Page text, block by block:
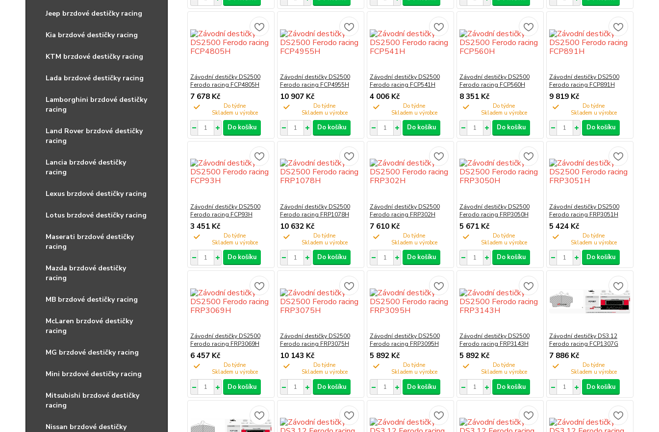
Jeep brzdové destičky racing
Kia brzdové destičky racing
KTM brzdové destičky racing
Lada brzdové destičky racing
Lamborghini brzdové destičky
racing
Land Rover brzdové destičky
racing
Lancia brzdové destičky
racing
Lexus brzdové destičky racing
Lotus brzdové destičky racing
Maserati brzdové destičky
racing
Mazda brzdové destičky
racing
MB brzdové destičky racing
McLaren brzdové destičky
racing
MG brzdové destičky racing
Mini brzdové destičky racing
Mitsubishi brzdové destičky
racing
Nissan brzdové destičky
Závodní destičky DS2500
Ferodo racing FCP4805H
7 678 Kč
Do týdne
Do košíku
Závodní destičky DS2500
Ferodo racing FCP4955H
10 907 Kč
Do týdne
Do košíku
Závodní destičky DS2500
Ferodo racing FCP541H
4 006 Kč
Do týdne
Do košíku
Závodní destičky DS2500
Ferodo racing FCP560H
8 351 Kč
Do týdne
Do košíku
Závodní destičky DS2500
Ferodo racing FCP891H
9 819 Kč
Do týdne
Do košíku
Závodní destičky DS2500
Ferodo racing FCP93H
3 451 Kč
Do týdne
Do košíku
Závodní destičky DS2500
Ferodo racing FRP1078H
10 632 Kč
Do týdne
Do košíku
Závodní destičky DS2500
Ferodo racing FRP302H
7 610 Kč
Do týdne
Do košíku
Závodní destičky DS2500
Ferodo racing FRP3050H
5 671 Kč
Do týdne
Do košíku
Závodní destičky DS2500
Ferodo racing FRP3051H
5 424 Kč
Do týdne
Do košíku
Závodní destičky DS2500
Ferodo racing FRP3069H
6 457 Kč
Do týdne
Do košíku
Závodní destičky DS2500
Ferodo racing FRP3075H
10 143 Kč
Do týdne
Do košíku
Závodní destičky DS2500
Ferodo racing FRP3095H
5 892 Kč
Do týdne
Do košíku
Závodní destičky DS2500
Ferodo racing FRP3143H
5 892 Kč
Do týdne
Do košíku
Závodní destičky DS3.12
Ferodo racing FCP1307G
7 886 Kč
Do týdne
Do košíku